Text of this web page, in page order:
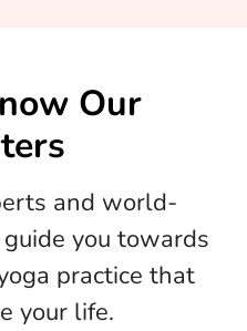
Our
and world-
you towards
practice that
your life.